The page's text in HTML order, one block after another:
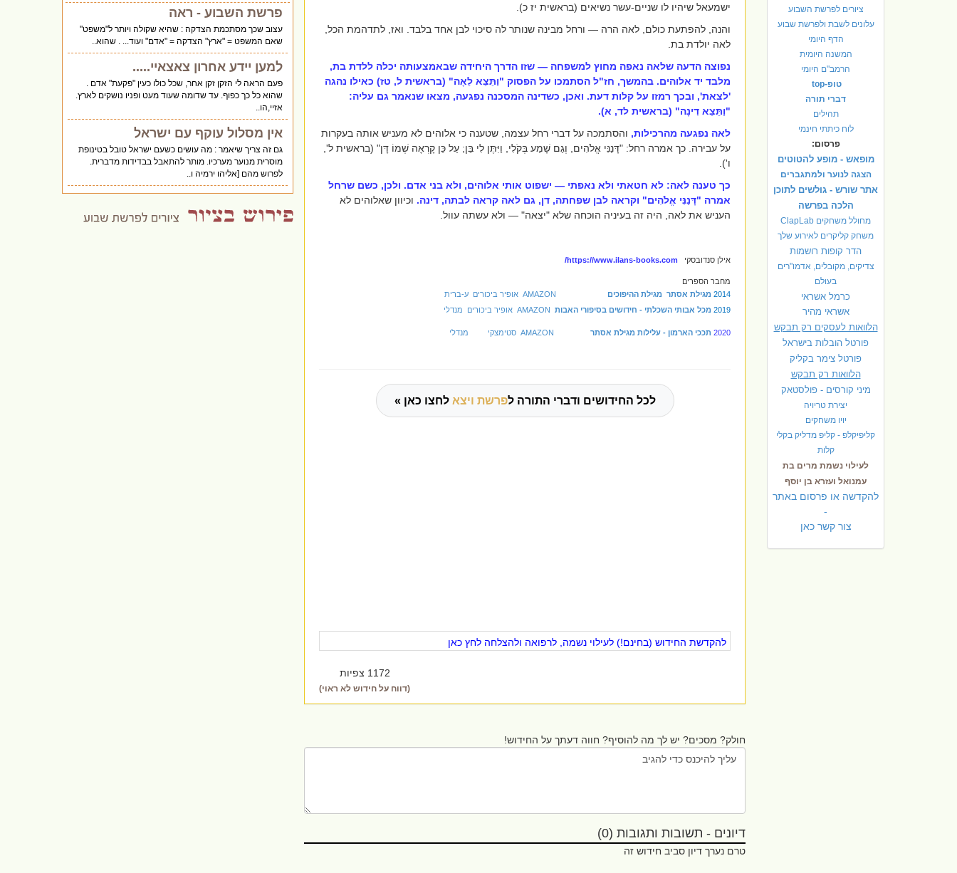
ציורים לפרשת השבוע
עלונים לשבת ולפרשת שבוע
הדף היומי
המשנה היומית
הרמב"ם היומי
טופ-top
דברי תורה
תהילים
לוח כיתתי חינמי
פרסום:
מופאש - מופע להטוטים
הצגה לנוער ולמתגברים
אתר שורש - גולשים לתוכן
הלכה בפרשה
מחולל משחקים ClapLab
משחק קליקרים לאירוע שלך
הדר קופות רושמות
צדיקים, מקובלים, אדמו"רים
בעולם
כרמל אשראי
אשראי מהיר
הלוואות לעסקים רק תבקש
פורטל הובלות בישראל
פורטל צימר בקליק
הלוואות רק תבקש
מיני קורסים - פולסטאק
יצירת טריויה
יויו משחקים
קליפיקלפ - קליפ מדליק בקלי
קלות
לעילוי נשמת מרים בת
עמנואל ועזרא בן יוסף
להקדשה או פרסום באתר
-
צור קשר כאן
ישמעאל שיהיו לו שניים-עשר נשיאים (בראשית יז כ).
והנה, להפתעת כולם, לאה הרה — ורחל מבינה שנותר לה סיכוי לבן אחד בלבד. ואז, לתדהמת הכל,
לאה יולדת בת.
נפוצה הדעה שלאה נאפה מחוץ למשפחה — שזו הדרך היחידה שבאמצעותה יכלה ללדת בת,
מלבד יד אלוהים. בהמשך, חז"ל הסתמכו על הפסוק "וַתֵּצֵא לֵאָה" (בראשית ל, טז) כאילו נהגה
'לצאת', ובכך רמזו על קלות דעת. ואכן, כשדינה המסכנה נפגעה, מצאו שנאמר גם עליה:
"וַתֵּצֵא דִינָה" (בראשית לד, א).
לאה נפגעה מהרכילות, והסתמכה על דברי רחל עצמה, שטענה כי אלוהים לא מעניש אותה בעקרות
על עבירה. כך אמרה רחל: "דָּנַנִּי אֱלֹהִים, וְגַם שָׁמַע בְּקֹלִי, וַיִּתֶּן לִי בֵּן; עַל כֵּן קָרְאָה שְׁמוֹ דָּן" (בראשית ל',
ו')
כך טענה לאה: לא חטאתי ולא נאפתי — ישפוט אותי אלוהים, ולא בני אדם. ולכן, כשם שרחל
אמרה "דָּנַנִּי אֱלֹהִים" וקראה לבן שפחתה, דן, גם לאה קראה לבתה, דינה. וכיוון שאלוהים לא
העניש את לאה, היה זה בעיניה הוכחה שלא "יצאה" — ולא עשתה עוול
אילן סנדובסקי https://www.ilans-books.com/
מחבר הספרים
2014 מגילת אסתר מגילת ההיפוכים AMAZON אופיר ביכורים ע-ברית
2019 מכל אבותי השכלתי - חידושים בסיפורי האבות AMAZON אופיר ביכורים מנדלי
2020 תככי הארמון - עלילות מגילת אסתר AMAZON סטימצקי מנדלי
לכל החידושים ודברי התורה לפרשת ויצא לחצו כאן »
להקדשת החידוש (בחינם!) לעילוי נשמה, לרפואה ולהצלחה לחץ כאן
1172 צפיות
(דווח על חידוש לא ראוי)
חולק? מסכים? יש לך מה להוסיף? חווה דעתך על החידוש!
דיונים - תשובות ותגובות (0)
טרם נערך דיון סביב חידוש זה
פרשת השבוע - ראה
עצוב שכך מסתכמת הצדקה : שהיא שקולה ויותר ל"משפט"
שאם המשפט = "ארץ" הצדקה = "אדם" ועוד... . שהוא..
למען יידע אחרון צאצאיי.....
פעם הראה לי הזקן זקן אחר, שכל כולו כעין "פקעת" אדם .
שהוא כל כך כפוף. עד שדומה שעוד מעט ופניו נושקים לארץ.
אזיי,הו..
אין מסלול עוקף עם ישראל
גם זה צריך שיאמר : מה עושים כשעם ישראל טובל בטינופת
מוסרית מנוער מערכיו. מותר להתאבל בבדידות מדברית.
לפרוש מהם [אליהו ירמיה ו..